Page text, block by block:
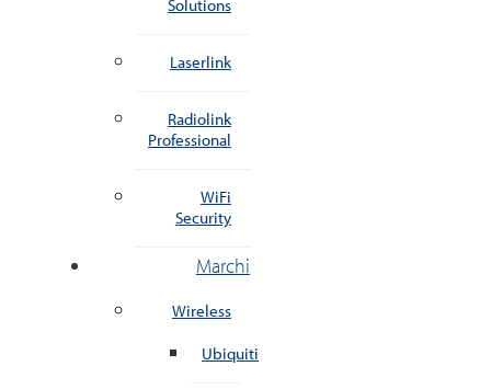
Solutions
Laserlink
Radiolink
Professional
WiFi
Security
Marchi
Wireless
Ubiquiti